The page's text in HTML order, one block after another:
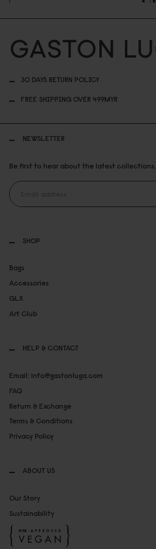
30 DAYS RETURN POLICY
FREE SHIPPING OVER 499MYR
SHOP
Bags
Accessories
GLX
Art Club
HELP & CONTACT
Email: info@gastonluga.com
FAQ
Return & Exchange
Terms & Conditions
Privacy Policy
ABOUT US
Our Story
Sustainability
NEWSLETTER
Be first to hear about the latest collections.